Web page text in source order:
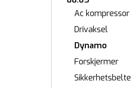
Ac kompressor
Drivaksel
Dynamo
Forskjermer
Sikkerhetsbelte